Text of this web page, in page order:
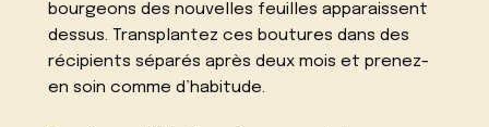
bourgeons des nouvelles feuilles apparaissent
dessus. Transplantez ces boutures dans des
récipients séparés après deux mois et prenez-
en soin comme d’habitude.